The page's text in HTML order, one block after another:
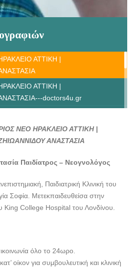
ΑΤΤΙΚΗ |
ΑΤΤΙΚΗ |
doctors4u.gr
doctors4u.gr
ΑΤΤΙΚΗ |
ΑΤΤΙΚΗ |
ΑΤΤΙΚΗ |
doctors4u.gr
doctors4u.gr
ΝΕΟ ΗΡΑΚΛΕΙΟ ΑΤΤΙΚΗ |
ΑΝΑΣΤΑΣΙΑ
Παιδίατρος – Νεογνολόγος
Παιδιατρική Κλινική του
Σοφία. Μετεκπαιδευθείσα στην
King College Hospital του Λονδίνου.
όλο το 24ωρο.
οίκον για συμβουλευτική και κλινική